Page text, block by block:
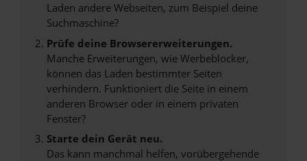
Laden andere Webseiten, zum Beispiel deine
Suchmaschine?
Prüfe deine Browsererweiterungen.
Manche Erweiterungen, wie Werbeblocker,
können das Laden bestimmter Seiten
verhindern. Funktioniert die Seite in einem
anderen Browser oder in einem privaten
Fenster?
Starte dein Gerät neu.
Das kann manchmal helfen, vorübergehende